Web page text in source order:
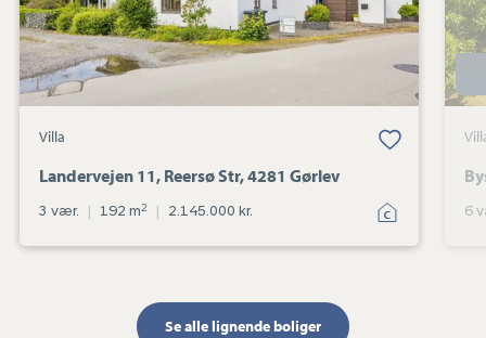
Villa
Landervejen 11, Reersø Str, 4281 Gørlev
3 vær. | 192 m2 | 2.145.000 kr. 6
Se alle lignende boliger